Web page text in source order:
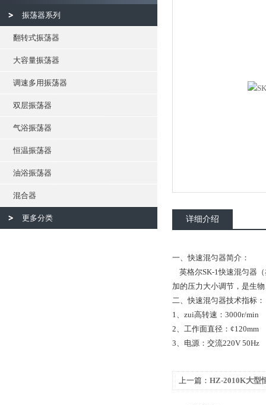
振荡器系列
翻转式振荡器
大容量振荡器
调速多用振荡器
双层振荡器
气浴振荡器
恒温振荡器
油浴振荡器
混合器
更多分类 详细介绍
一、快速混匀器简介：
英格尔SK-1快速混匀器
加的压力大小调节，是生
二、快速混匀器技术指标：
1、zui高转速：3000r/min
2、工作面直径：¢120mm
3、电源：交流220V 50Hz
上一篇： HZ-2010K大型